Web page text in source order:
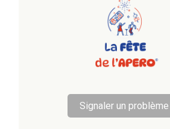
Signaler un problème